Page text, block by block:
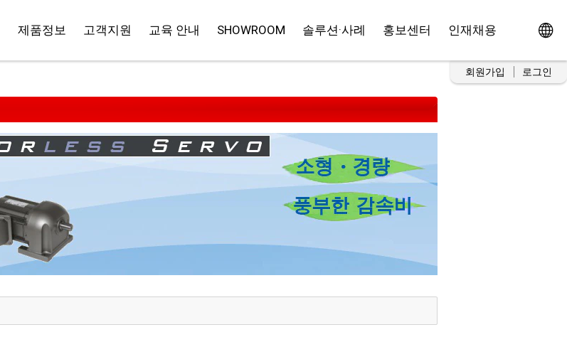
제품정보 고객지원 교육 안내 SHOWROOM 솔루션·사례 홍보센터 인재채용
회원가입 로그인